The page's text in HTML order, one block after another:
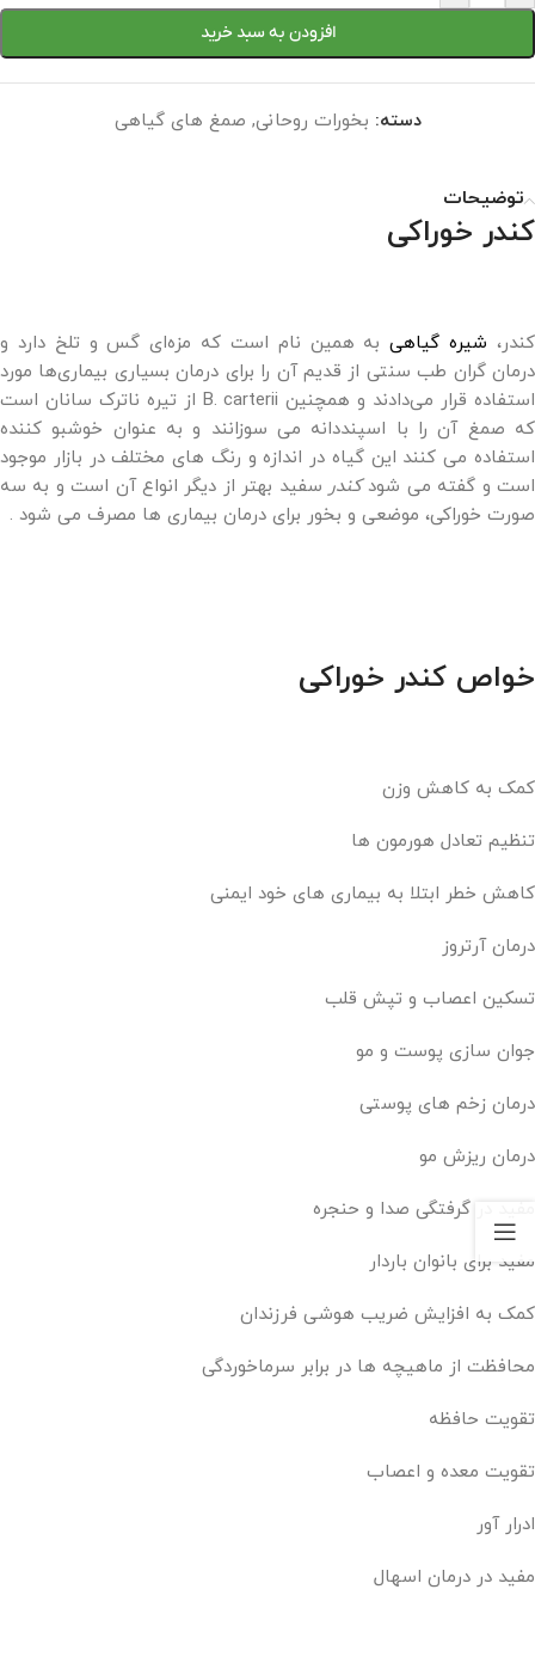
افزودن به سبد خرید
دسته: بخورات روحانی, صمغ های گیاهی
توضیحات
کندر خوراکی
کندر،شیره گیاهیبه همین نام است که مزه‌ای گس و تلخ دارد و
درمان گران طب سنتی از قدیم آن را برای درمان بسیاری بیماری‌ها مورد
استفاده قرار می‌دادند و همچنین B. carterii از تیره ناترک سانان است
که صمغ آن را با اسپنددانه می سوزانند و به عنوان خوشبو کننده
استفاده می کنند این گیاه در اندازه و رنگ های مختلف در بازار موجود
است و گفته می شودکندر سفید بهتر از دیگر انواع آن است و به سه
صورت خوراکی، موضعی و بخور برای درمان بیماری ها مصرف می شود .
خواص کندر خوراکی
کمک به کاهش وزن
تنظیم تعادل هورمون ها
کاهش خطر ابتلا به بیماری های خود ایمنی
درمان آرتروز
تسکین اعصاب و تپش قلب
جوان سازی پوست و مو
درمان زخم های پوستی
درمان ریزش مو
مفید در گرفتگی صدا و حنجره
مفید برای بانوان باردار
کمک به افزایش ضریب هوشی فرزندان
محافظت از ماهیچه ها در برابر سرماخوردگی
تقویت حافظه
تقویت معده و اعصاب
ادرار آور
مفید در درمان اسهال